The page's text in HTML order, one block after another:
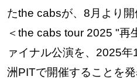
たthe cabsが、8月より
＜the cabs tour 2025 "再
ァイナル公演を、2025
洲PITで開催することを発